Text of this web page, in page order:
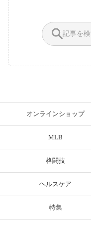
オンラインショップ
MLB
格闘技
ヘルスケア
特集